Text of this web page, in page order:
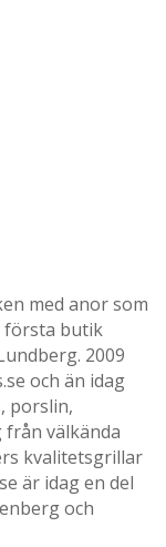
med anor som
första butik
2009
och än idag
porslin,
välkända
kvalitetsgrillar
är idag en del
och